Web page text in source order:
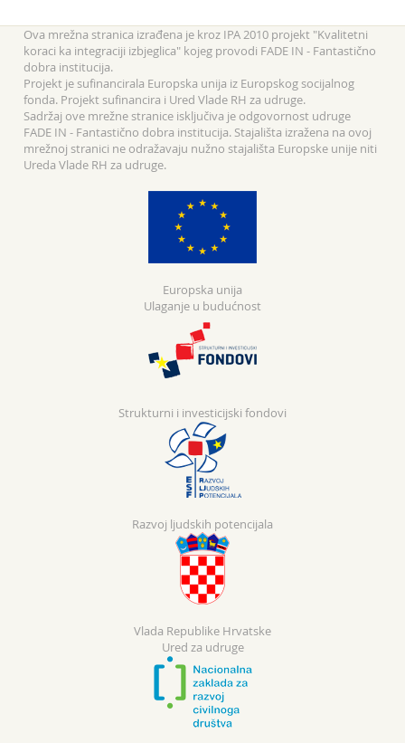
Ova mrežna stranica izrađena je kroz IPA 2010 projekt "Kvalitetni
koraci ka integraciji izbjeglica" kojeg provodi FADE IN - Fantastično
dobra institucija.
Projekt je sufinancirala Europska unija iz Europskog socijalnog
fonda. Projekt sufinancira i Ured Vlade RH za udruge.
Sadržaj ove mrežne stranice isključiva je odgovornost udruge
FADE IN - Fantastično dobra institucija. Stajališta izražena na ovoj
mrežnoj stranici ne odražavaju nužno stajališta Europske unije niti
Ureda Vlade RH za udruge.
Europska unija
Ulaganje u budućnost
Strukturni i investicijski fondovi
Razvoj ljudskih potencijala
Vlada Republike Hrvatske
Ured za udruge